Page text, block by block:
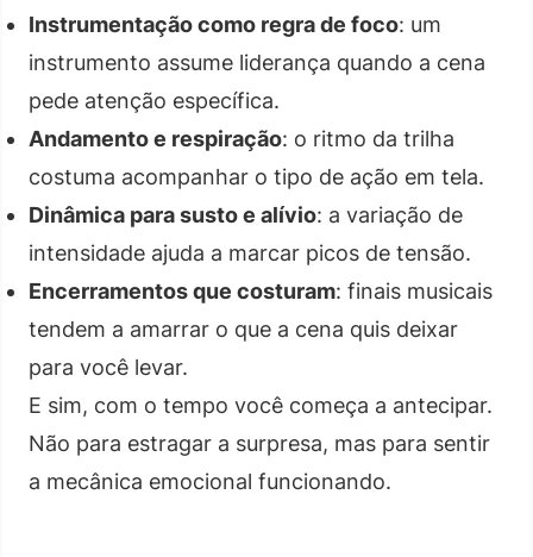
Instrumentação como regra de foco: um
instrumento assume liderança quando a cena
pede atenção específica.
Andamento e respiração: o ritmo da trilha
costuma acompanhar o tipo de ação em tela.
Dinâmica para susto e alívio: a variação de
intensidade ajuda a marcar picos de tensão.
Encerramentos que costuram: finais musicais
tendem a amarrar o que a cena quis deixar
para você levar.
E sim, com o tempo você começa a antecipar.
Não para estragar a surpresa, mas para sentir
a mecânica emocional funcionando.